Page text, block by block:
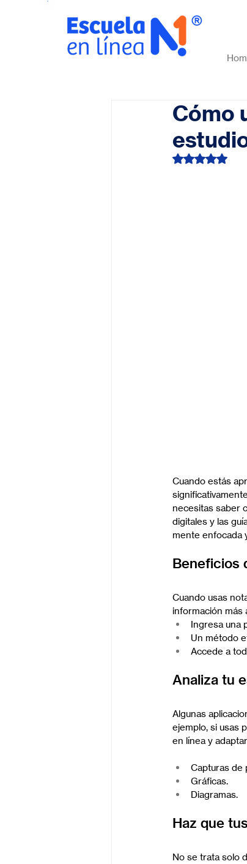
Cómo
Obtuvo
Cuando estás
necesitas saber
digitales y las
mente enfocada
Beneficios
Cuando usas
información más
Ingresa una
Un método
Accede a
Analiza tu
Algunas
ejemplo, si usas
en línea y
Capturas de
Gráficas.
Diagramas.
Haz que
No se trata solo